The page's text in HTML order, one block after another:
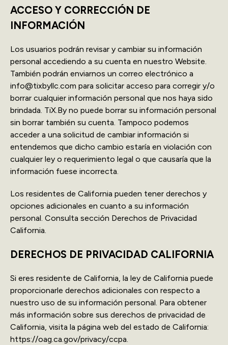
ACCESO Y CORRECCIÓN DE
INFORMACIÓN
Los usuarios podrán revisar y cambiar su información
personal accediendo a su cuenta en nuestro Website.
También podrán enviarnos un correo electrónico a
info@tixbyllc.com para solicitar acceso para corregir y/o
borrar cualquier información personal que nos haya sido
brindada. TiX.By no puede borrar su información personal
sin borrar también su cuenta. Tampoco podemos
acceder a una solicitud de cambiar información si
entendemos que dicho cambio estaría en violación con
cualquier ley o requerimiento legal o que causaría que la
información fuese incorrecta.
Los residentes de California pueden tener derechos y
opciones adicionales en cuanto a su información
personal. Consulta sección Derechos de Privacidad
California.
DERECHOS DE PRIVACIDAD CALIFORNIA
Si eres residente de California, la ley de California puede
proporcionarle derechos adicionales con respecto a
nuestro uso de su información personal. Para obtener
más información sobre sus derechos de privacidad de
California, visita la página web del estado de California:
https://oag.ca.gov/privacy/ccpa.